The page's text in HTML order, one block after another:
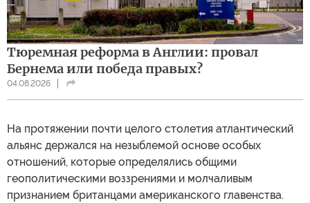
Тюремная реформа в Англии: провал
Бернема или победа правых?
04.08.2026
На протяжении почти целого столетия атлантический
альянс держался на незыблемой основе особых
отношений, которые определялись общими
геополитическими воззрениями и молчаливым
признанием британцами американского главенства.